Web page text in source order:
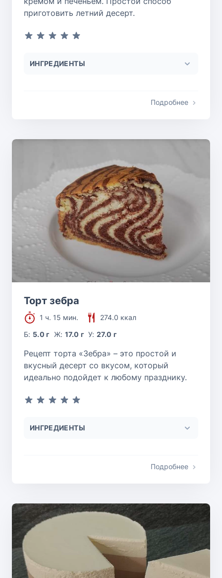
приготовить летний десерт.
ИНГРЕДИЕНТЫ
Подробнее
Торт зебра
1 ч. 15 мин.
274.0 ккал
Б: 5.0 г Ж: 17.0 г У:27.0 г
Рецепт торта «Зебра» – это простой и
вкусный десерт со вкусом, который
идеально подойдет к любому празднику.
ИНГРЕДИЕНТЫ
Подробнее